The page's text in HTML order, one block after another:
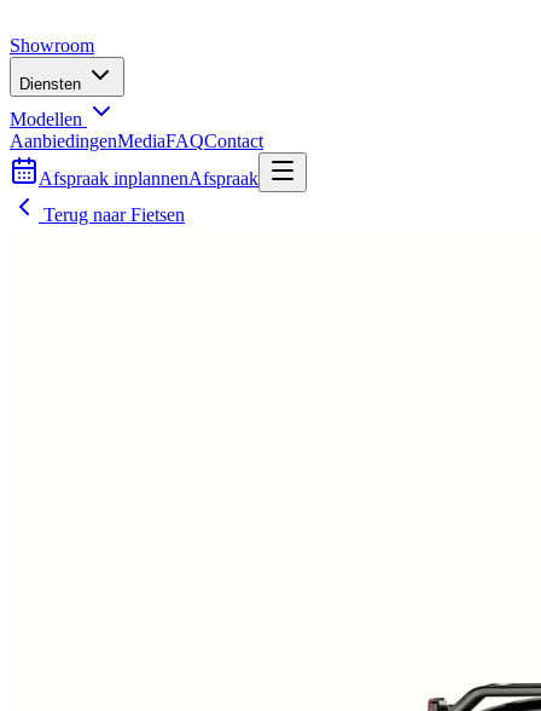
Showroom
Diensten
Modellen
AanbiedingenMediaFAQContact
Afspraak inplannenAfspraak
Terug naarFietsen